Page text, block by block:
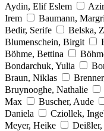
Aydin, Elif Eslem
Irem
Baumann,
Bedir, Serife
Belska,
Blumenschein, Birgit
Böhme, Bettina
Bondarchuk, Yulia
Braun, Niklas
Bruynooghe, Nathalie
Max
Buscher, Aude
Daniela
Cziollek,
Meyer, Heike
Deißler,